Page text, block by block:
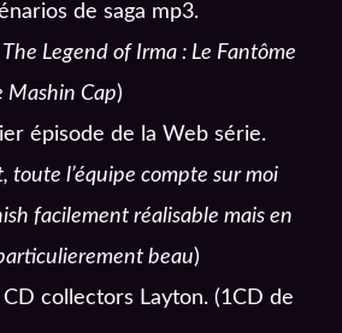
de saga mp3.
Legend of Irma : Le Fantôme
Mashin Cap)
épisode de la Web série.
toute l’équipe compte sur moi
facilement réalisable mais en
beau)
CD collectors Layton. (1CD de